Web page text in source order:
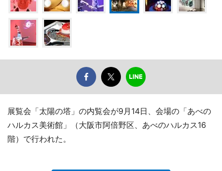
展覧会「太陽の塔」の内覧会が9月14日、会場の「あべの
ハルカス美術館」（大阪市阿倍野区、あべのハルカス16
階）で行われた。